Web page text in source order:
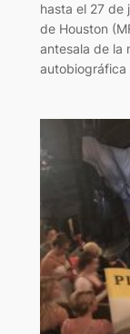
hasta el 27 de
de Houston
antesala de la
autobiográfica